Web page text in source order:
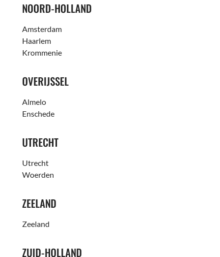
NOORD-HOLLAND
Amsterdam
Haarlem
Krommenie
OVERIJSSEL
Almelo
Enschede
UTRECHT
Utrecht
Woerden
ZEELAND
Zeeland
ZUID-HOLLAND